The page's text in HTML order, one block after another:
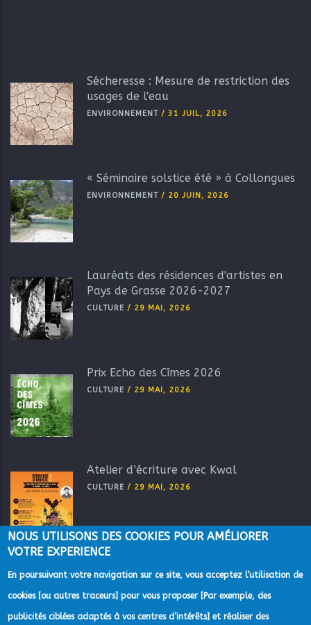
Sécheresse : Mesure de restriction des
usages de l'eau
ENVIRONNEMENT / 31 JUIL, 2026
« Séminaire solstice été » à Collongues
ENVIRONNEMENT / 20 JUIN, 2026
Lauréats des résidences d'artistes en
Pays de Grasse 2026-2027
CULTURE / 29 MAI, 2026
Prix Echo des Cîmes 2026
CULTURE / 29 MAI, 2026
Atelier d’écriture avec Kwal
CULTURE / 29 MAI, 2026
NOUS UTILISONS DES COOKIES POUR AMÉLIORER
VOTRE EXPERIENCE
En poursuivant votre navigation sur ce site, vous acceptez l’utilisation de
cookies [ou autres traceurs] pour vous proposer [Par exemple, des
publicités ciblées adaptés à vos centres d’intérêts] et réaliser des